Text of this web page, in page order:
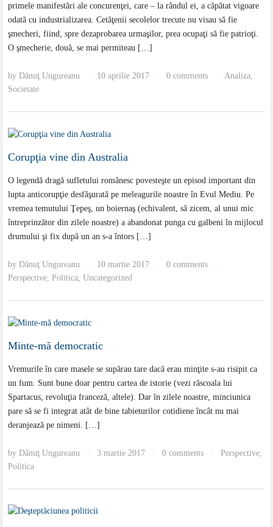
primele manifestări ale concurenţei, care – la rândul ei, a căpătat vigoare
odată cu industrializarea. Cetăţenii secolelor trecute nu visau să fie
şmecheri, fiind, spre dezaprobarea urmaşilor, prea ocupaţi să fie patrioţi.
O şmecherie, două, se mai permiteau […]
byDănuţ Ungureanu · 10 aprilie 2017 · 0 comments · Analiza,
Societate
Corupţia vine din Australia
O legendă dragă sufletului românesc povesteşte un episod important din
lupta anticorupţie desfăşurată pe meleagurile noastre în Evul Mediu. Pe
vremea temutului Ţepeş, un boiernaş (echivalent, să zicem, al unui mic
întreprinzător din zilele noastre) a abandonat punga cu galbeni în mijlocul
drumului şi fix după un an s-a întors […]
byDănuţ Ungureanu · 10 martie 2017 · 0 comments ·
Perspective ,Politica ,Uncategorized
Minte-mă democratic
Vremurile în care masele se supărau tare dacă erau minţite s-au risipit ca
un fum. Sunt bune doar pentru cartea de istorie (vezi răscoala lui
Spartacus, revoluţia franceză, altele). Dar în zilele noastre, minciunica
pare să se fi integrat atât de bine tabieturilor cotidiene încât nu mai
deranjează pe nimeni. […]
byDănuţ Ungureanu · 3 martie 2017 · 0 comments · Perspective
Politica